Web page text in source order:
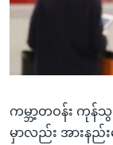
ညွန်း
စာမျက်နှာ
ရန်
ရှာဖွေ
Learning English
ဗွီအိုအေ လူမှုကွန်ယက်မ
ဘာသာစကားမျာ
ကမ္ဘာ့တဝန်း ကုန်သွ
မှာလည်း အားနည်း